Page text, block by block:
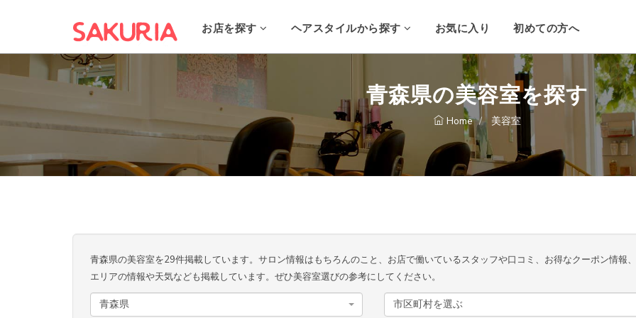
お店を探す ヘアスタイルから探す お気に入り 初めての方へ
青森県の美容室を探す
Home 美容室
青森県の美容室を29件掲載しています。サロン情報はもちろんのこと、お店で働いているスタッフや口コミ、お得なクーポン情報
エリアの情報や天気なども掲載しています。ぜひ美容室選びの参考にしてください。
青森県 市区町村を選ぶ